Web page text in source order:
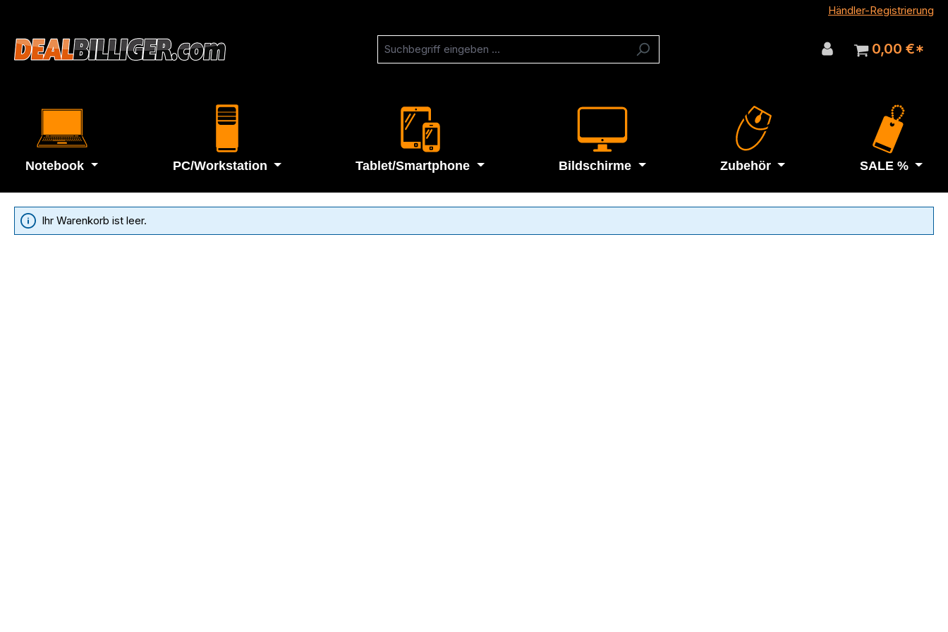
0,00 €*
Händler-Registrierung
Notebook PC/Workstation Tablet/Smartphone Bildschirme Zubehör SALE %
Ihr Warenkorb ist leer.